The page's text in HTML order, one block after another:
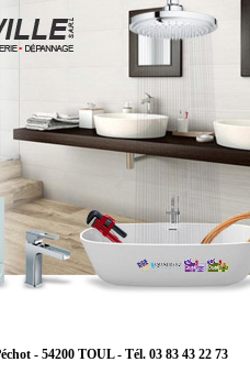
- 54200 TOUL - Tél. 03 83 43 22 73